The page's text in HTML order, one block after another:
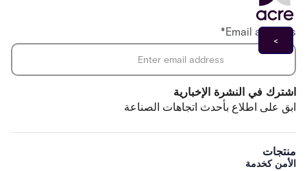
اشترك في النشرة الإخبارية
ابق على اطلاع بأحدث اتجاهات الصناعة
Email address
*
منتجات
الأمن كخدمة